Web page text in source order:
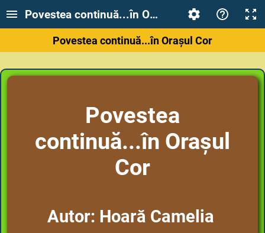
Povestea continuă...în Orașul Cor
Povestea continuă...în Orașul Cor
Povestea
continuă...în Orașul
Cor
Autor: Hoară Camelia